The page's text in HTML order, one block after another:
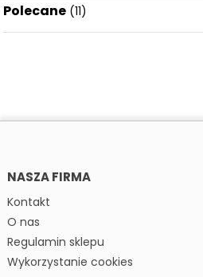
Polecane (11)
NASZA FIRMA
Kontakt
O nas
Regulamin sklepu
Wykorzystanie cookies